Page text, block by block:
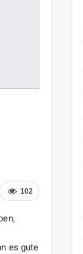
102
es gute